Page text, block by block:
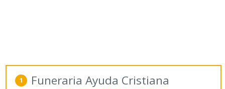
1 Funeraria Ayuda Cristiana